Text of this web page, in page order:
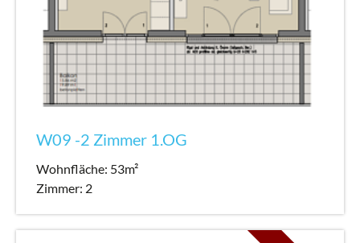
W09 -2 Zimmer 1.OG
Wohnfläche: 53m²
Zimmer: 2